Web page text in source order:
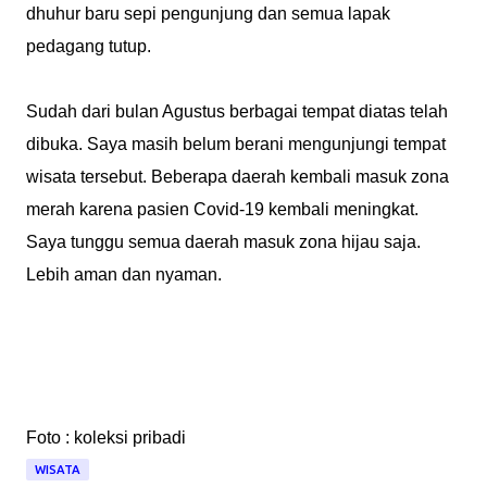
dhuhur baru sepi pengunjung dan semua lapak
pedagang tutup.
Sudah dari bulan Agustus berbagai tempat diatas telah
dibuka. Saya masih belum berani mengunjungi tempat
wisata tersebut. Beberapa daerah kembali masuk zona
merah karena pasien Covid-19 kembali meningkat.
Saya tunggu semua daerah masuk zona hijau saja.
Lebih aman dan nyaman.
Foto : koleksi pribadi
WISATA